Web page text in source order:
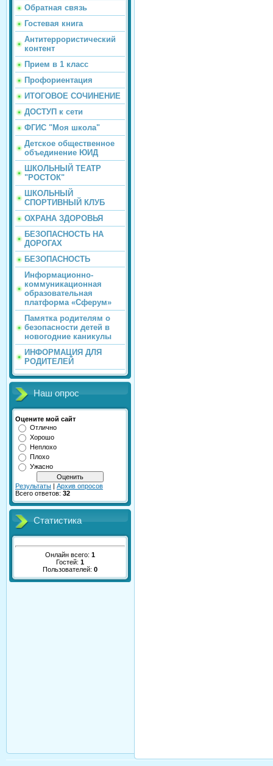
Обратная связь
Гостевая книга
Антитеррористический
контент
Прием в 1 класс
Профориентация
ИТОГОВОЕ СОЧИНЕНИЕ
ДОСТУП к сети
ФГИС "Моя школа"
Детское общественное
объединение ЮИД
ШКОЛЬНЫЙ ТЕАТР
"РОСТОК"
ШКОЛЬНЫЙ
СПОРТИВНЫЙ КЛУБ
ОХРАНА ЗДОРОВЬЯ
БЕЗОПАСНОСТЬ НА
ДОРОГАХ
БЕЗОПАСНОСТЬ
Информационно-
коммуникационная
образовательная
платформа «Сферум»
Памятка родителям о
безопасности детей в
новогодние каникулы
ИНФОРМАЦИЯ ДЛЯ
РОДИТЕЛЕЙ
Наш опрос
Оцените мой сайт
Отлично
Хорошо
Неплохо
Плохо
Ужасно
Результаты | Архив опросов
Всего ответов: 32
Статистика
Онлайн всего: 1
Гостей: 1
Пользователей: 0